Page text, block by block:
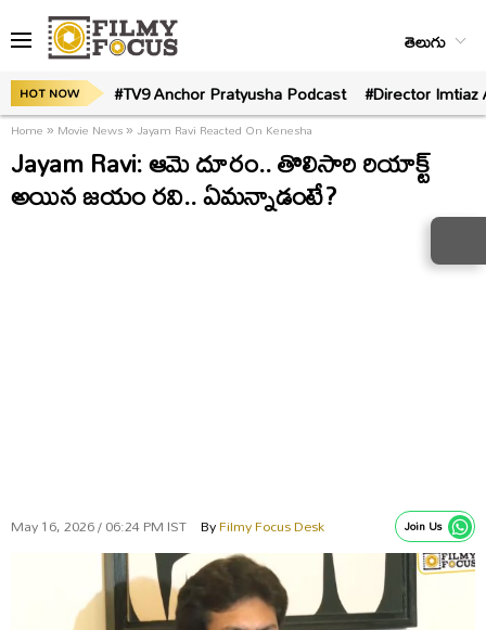
తెలుగు
HOT NOW #TV9 Anchor Pratyusha Podcast #Director
Home» Movie News» Jayam Ravi Reacted On Kenesha
Jayam Ravi: ఆమె దూరం.. తొలిసారి రియాక్ట్
అయిన జయం రవి.. ఏమన్నాడంటే?
May 16, 2026 / 06:24 PM IST ByFilmy Focus Desk Join Us